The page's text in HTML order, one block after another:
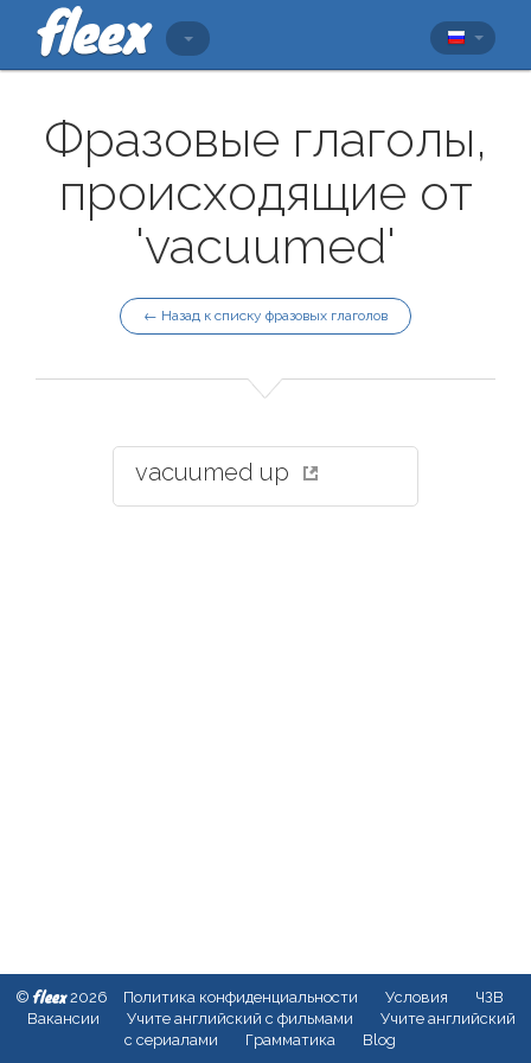
Фразовые глаголы,
происходящие от
'vacuumed'
← Назад к списку фразовых глаголов
vacuumed up
© fleex2026 Политика конфиденциальности Условия
ЧЗВ
Вакансии
Учите английский с фильмами
Учите английский
с сериалами
Грамматика Blog